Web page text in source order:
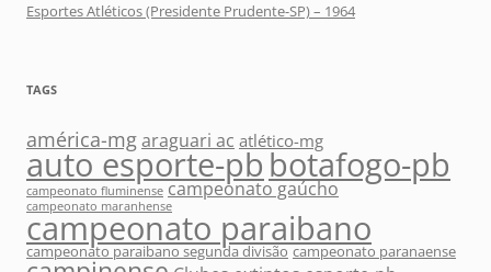
Esportes Atléticos (Presidente Prudente-SP) – 1964
TAGS
américa-mgaraguari ac atlético-mg
auto esporte-pb botafogo-pb
campeonato fluminense campeonato gaúcho
campeonato maranhense
campeonato paraibano
campeonato paraibano segunda divisão campeonato paranaense